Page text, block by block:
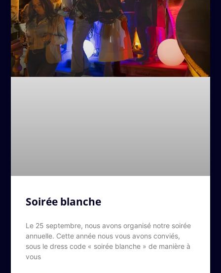
Soirée blanche
Le 25 septembre, nous avons organisé notre soirée
annuelle. Cette année nous vous avons conviés,
sous le dress code « soirée blanche » de manière à
vous